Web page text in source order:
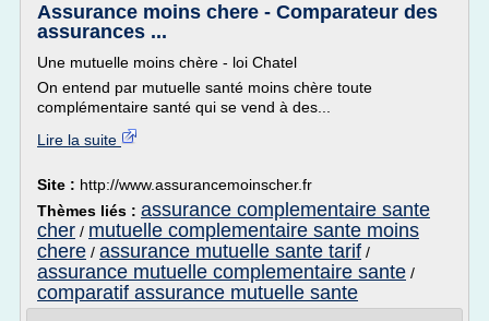
Assurance moins chere - Comparateur des
assurances ...
Une mutuelle moins chère - loi Chatel
On entend par mutuelle santé moins chère toute
complémentaire santé qui se vend à des...
Lire la suite
Site : http://www.assurancemoinscher.fr
Thèmes liés : assurance complementaire sante
cher / mutuelle complementaire sante moins
chere / assurance mutuelle sante tarif /
assurance mutuelle complementaire sante /
comparatif assurance mutuelle sante